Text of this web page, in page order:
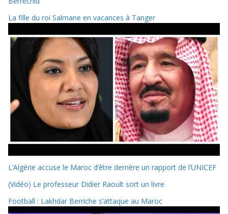
La fille du roi Salmane en vacances à Tanger
L’Algérie accuse le Maroc d’être derrière un rapport de l’UNICEF
(Vidéo) Le professeur Didier Raoult sort un livre
Football : Lakhdar Berriche s’attaque au Maroc